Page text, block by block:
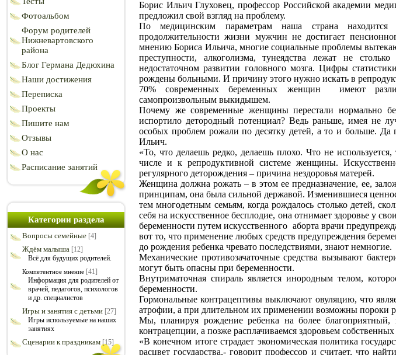
Фотоальбом
Форум родителей
Нижневартовского
района
Блог Германа Дедюхина
Наши достижения
Переписка
Проекты
Пишите нам
Отзывы
О нас
Расписание занятий
Категории раздела
Вопросы семейные [4]
Ждём малыша [12]
Всё для будущих родителей.
Компетентное мнение [41]
Информация для родителей от
врачей, педагогов, психологов
и др. специалистов
Игры и занятия с детьми [27]
Игры используемые на наших
занятиях
Сценарии к праздникам [15]
Борис Ильич Глуховец, профессор Российской академии
предложил свой взгляд на проблему.
По медицинским параметрам наша страна находится
продолжительности жизни мужчин не достигает
мнению Бориса Ильича, многие социальные проблемы
преступности, алкоголизма, тунеядства лежат не
недостаточном развитии головного мозга. Цифры
рождены больными. И причину этого нужно искать в
70% современных беременных женщин
имеют
самопроизвольным выкидышем.
Почему же современные женщины перестали нормально
испортило детородный потенциал? Ведь раньше, имея не
особых проблем рожали по десятку детей, а то и больше.
Ильич.
«То, что делаешь редко, делаешь плохо. Что не
числе и к репродуктивной системе женщины.
регулярного деторождения – причина нездоровья матерей.
Женщина должна рожать – в этом ее предназначение, ее,
принципам, она была сильной державой. Изменившиеся
тем многодетным семьям, когда рождалось столько детей,
себя на искусственное бесплодие, она отнимает здоровье у
беременности путем искусственного аборта врачи
вот то, что применение любых средств предупреждения
до рождения ребенка чревато последствиями, знают немногие.
Механические противозачаточные средства вызывают
могут быть опасны при беременности.
Внутриматочная спираль является инородным телом,
беременности.
Гормональные контрацептивы выключают овуляцию, что
атрофии, а при длительном их применении возможны пороки
Мы, планируя рождение ребенка на более
контрацепции, а позже расплачиваемся здоровьем
«В конечном итоге страдает экономическая политика
расцвет государства,- говорит профессор и считает, что